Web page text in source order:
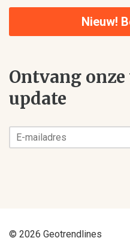
Nieuw!
Ontvang
update
© 2026 Geotrendlines